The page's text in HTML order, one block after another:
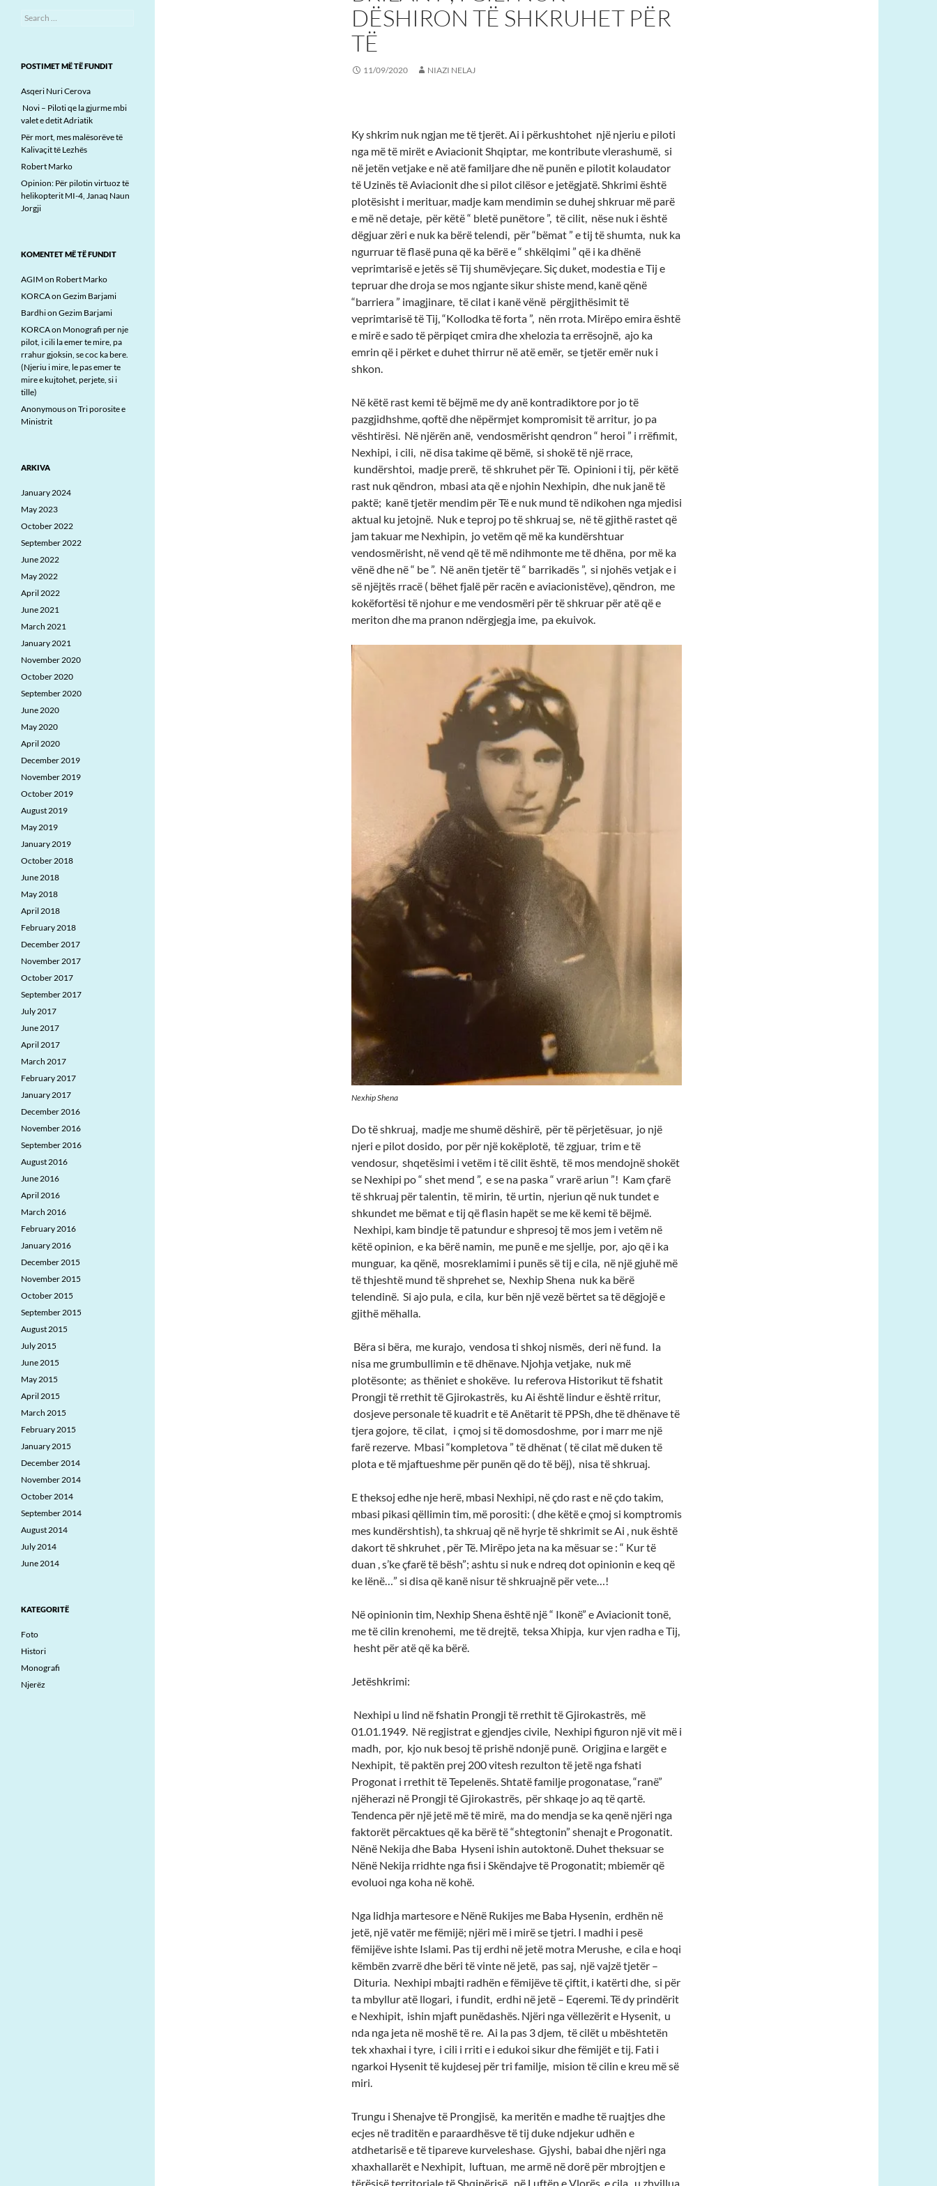
DËSHIRON TË SHKRUHET PËR
TË
11/09/2020 NIAZI NELAJ
Ky shkrim nuk ngjan me të tjerët. Ai i përkushtohet një njeriu e piloti
nga më të mirët e Aviacionit Shqiptar, me kontribute vlerashumë, si
në jetën vetjake e në atë familjare dhe në punën e pilotit kolaudator
të Uzinës të Aviacionit dhe si pilot cilësor e jetëgjatë. Shkrimi është
plotësisht i merituar, madje kam mendimin se duhej shkruar më parë
e më në detaje, për këtë “ bletë punëtore ”, të cilit, nëse nuk i është
dëgjuar zëri e nuk ka bërë telendi, për “bëmat ” e tij të shumta, nuk ka
ngurruar të flasë puna që ka bërë e “ shkëlqimi ” që i ka dhënë
veprimtarisë e jetës së Tij shumëvjeçare. Siç duket, modestia e Tij e
tepruar dhe droja se mos ngjante sikur shiste mend, kanë qënë
“barriera ” imagjinare, të cilat i kanë vënë përgjithësimit të
veprimtarisë të Tij, “Kollodka të forta ”, nën rrota. Mirëpo emira është
e mirë e sado të përpiqet cmira dhe xhelozia ta errësojnë, ajo ka
emrin që i përket e duhet thirrur në atë emër, se tjetër emër nuk i
shkon.
Në këtë rast kemi të bëjmë me dy anë kontradiktore por jo të
pazgjidhshme, qoftë dhe nëpërmjet kompromisit të arritur, jo pa
vështirësi. Në njërën anë, vendosmërisht qendron “ heroi ” i rrëfimit,
Nexhipi, i cili, në disa takime që bëmë, si shokë të një rrace,
kundërshtoi, madje prerë, të shkruhet për Të. Opinioni i tij, për këtë
rast nuk qëndron, mbasi ata që e njohin Nexhipin, dhe nuk janë të
paktë; kanë tjetër mendim për Të e nuk mund të ndikohen nga mjedisi
aktual ku jetojnë. Nuk e teproj po të shkruaj se, në të gjithë rastet që
jam takuar me Nexhipin, jo vetëm që më ka kundërshtuar
vendosmërisht, në vend që të më ndihmonte me të dhëna, por më ka
vënë dhe në “ be ”. Në anën tjetër të “ barrikadës ”, si njohës vetjak e i
së njëjtës rracë ( bëhet fjalë për racën e aviacionistëve), qëndron, me
kokëfortësi të njohur e me vendosmëri për të shkruar për atë që e
meriton dhe ma pranon ndërgjegja ime, pa ekuivok.
Nexhip Shena
Do të shkruaj, madje me shumë dëshirë, për të përjetësuar, jo një
njeri e pilot dosido, por për një kokëplotë, të zgjuar, trim e të
vendosur, shqetësimi i vetëm i të cilit është, të mos mendojnë shokët
se Nexhipi po “ shet mend ”, e se na paska “ vrarë ariun ”! Kam çfarë
të shkruaj për talentin, të mirin, të urtin, njeriun që nuk tundet e
shkundet me bëmat e tij që flasin hapët se me kë kemi të bëjmë.
Nexhipi, kam bindje të patundur e shpresoj të mos jem i vetëm në
këtë opinion, e ka bërë namin, me punë e me sjellje, por, ajo që i ka
munguar, ka qënë, mosreklamimi i punës së tij e cila, në një gjuhë më
të thjeshtë mund të shprehet se, Nexhip Shena nuk ka bërë
telendinë. Si ajo pula, e cila, kur bën një vezë bërtet sa të dëgjojë e
gjithë mëhalla.
Bëra si bëra, me kurajo, vendosa ti shkoj nismës, deri në fund. Ia
nisa me grumbullimin e të dhënave. Njohja vetjake, nuk më
plotësonte; as thëniet e shokëve. Iu referova Historikut të fshatit
Prongji të rrethit të Gjirokastrës, ku Ai është lindur e është rritur,
dosjeve personale të kuadrit e të Anëtarit të PPSh, dhe të dhënave të
tjera gojore, të cilat, i çmoj si të domosdoshme, por i marr me një
farë rezerve. Mbasi “kompletova ” të dhënat ( të cilat më duken të
plota e të mjaftueshme për punën që do të bëj), nisa të shkruaj.
E theksoj edhe nje herë, mbasi Nexhipi, në çdo rast e në çdo takim,
mbasi pikasi qëllimin tim, më porositi: ( dhe këtë e çmoj si komptromis
mes kundërshtish), ta shkruaj që në hyrje të shkrimit se Ai , nuk është
dakort të shkruhet , për Të. Mirëpo jeta na ka mësuar se : “ Kur të
duan , s’ke çfarë të bësh”; ashtu si nuk e ndreq dot opinionin e keq që
ke lënë…” si disa që kanë nisur të shkruajnë për vete…!
Në opinionin tim, Nexhip Shena është një “ Ikonë” e Aviacionit tonë,
me të cilin krenohemi, me të drejtë, teksa Xhipja, kur vjen radha e Tij,
hesht për atë që ka bërë.
Jetëshkrimi:
Nexhipi u lind në fshatin Prongji të rrethit të Gjirokastrës, më
01.01.1949. Në regjistrat e gjendjes civile, Nexhipi figuron një vit më i
madh, por, kjo nuk besoj të prishë ndonjë punë. Origjina e largët e
Nexhipit, të paktën prej 200 vitesh rezulton të jetë nga fshati
Progonat i rrethit të Tepelenës. Shtatë familje progonatase, “ranë”
njëherazi në Prongji të Gjirokastrës, për shkaqe jo aq të qartë.
Tendenca për një jetë më të mirë, ma do mendja se ka qenë njëri nga
faktorët përcaktues që ka bërë të “shtegtonin” shenajt e Progonatit.
Nënë Nekija dhe Baba Hyseni ishin autoktonë. Duhet theksuar se
Nënë Nekija rridhte nga fisi i Skëndajve të Progonatit; mbiemër që
evoluoi nga koha në kohë.
Nga lidhja martesore e Nënë Rukijes me Baba Hysenin, erdhën në
jetë, një vatër me fëmijë; njëri më i mirë se tjetri. I madhi i pesë
fëmijëve ishte Islami. Pas tij erdhi në jetë motra Merushe, e cila e hoqi
këmbën zvarrë dhe bëri të vinte në jetë, pas saj, një vajzë tjetër –
Dituria. Nexhipi mbajti radhën e fëmijëve të çiftit, i katërti dhe, si për
ta mbyllur atë llogari, i fundit, erdhi në jetë – Eqeremi. Të dy prindërit
e Nexhipit, ishin mjaft punëdashës. Njëri nga vëllezërit e Hysenit, u
nda nga jeta në moshë të re. Ai la pas 3 djem, të cilët u mbështetën
tek xhaxhai i tyre, i cili i rriti e i edukoi sikur dhe fëmijët e tij. Fati i
ngarkoi Hysenit të kujdesej për tri familje, mision të cilin e kreu më së
miri.
Trungu i Shenajve të Prongjisë, ka meritën e madhe të ruajtjes dhe
ecjes në traditën e paraardhësve të tij duke ndjekur udhën e
atdhetarisë e të tipareve kurveleshase. Gjyshi, babai dhe njëri nga
xhaxhallarët e Nexhipit, luftuan, me armë në dorë për mbrojtjen e
tërësisë territoriale të Shqipërisë, në Luftën e Vlorës, e cila, u zhvillua
Search
POSTIMET MË TË FUNDIT
Asqeri Nuri Cerova
Novi – Piloti qe la gjurme mbi
valet e detit Adriatik
Për mort, mes malësorëve të
Kalivaçit të Lezhës
Robert Marko
Opinion: Për pilotin virtuoz të
helikopterit MI-4, Janaq Naun
Jorgji
KOMENTET MË TË FUNDIT
AGIM on Robert Marko
KORCAon Gezim Barjami
Bardhion Gezim Barjami
KORCAon Monografi per nje
pilot, i cili la emer te mire, pa
rrahur gjoksin, se coc ka bere.
(Njeriu i mire, le pas emer te
mire e kujtohet, perjete, si i
tille)
Anonymouson Tri porosite e
Ministrit
ARKIVA
January 2024
May 2023
October 2022
September 2022
June 2022
May 2022
April 2022
June 2021
March 2021
January 2021
November 2020
October 2020
September 2020
June 2020
May 2020
April 2020
December 2019
November 2019
October 2019
August 2019
May 2019
January 2019
October 2018
June 2018
May 2018
April 2018
February 2018
December 2017
November 2017
October 2017
September 2017
July 2017
June 2017
April 2017
March 2017
February 2017
January 2017
December 2016
November 2016
September 2016
August 2016
June 2016
April 2016
March 2016
February 2016
January 2016
December 2015
November 2015
October 2015
September 2015
August 2015
July 2015
June 2015
May 2015
April 2015
March 2015
February 2015
January 2015
December 2014
November 2014
October 2014
September 2014
August 2014
July 2014
June 2014
KATEGORITË
Foto
Histori
Monografi
Njerëz